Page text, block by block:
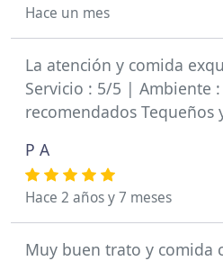
Hace un mes
La atención y comida
Servicio : 5/5 | Ambiente
recomendados Tequeños
P A
Hace 2 años y 7 meses
Muy buen trato y comida